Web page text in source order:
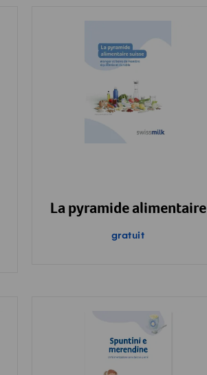
La pyramide alimentaire
gratuit